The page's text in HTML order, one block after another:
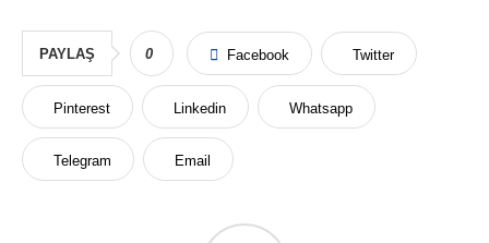
PAYLAŞ 0 Facebook Twitter
Pinterest Linkedin Whatsapp
Telegram Email